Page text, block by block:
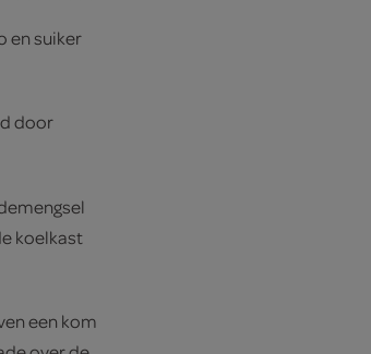
en suiker
door
koelkast
een kom